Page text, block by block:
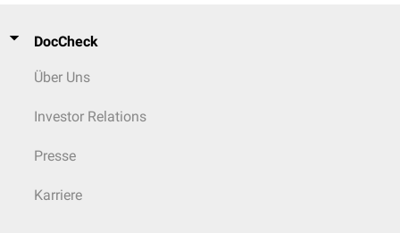
DocCheck
Über Uns
Investor Relations
Presse
Karriere